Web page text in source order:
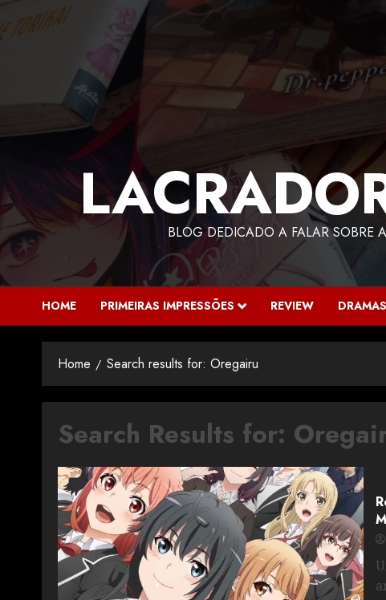
BLOG DEDICADO A FALAR SOBRE
HOME PRIMEIRAS IMPRESSÕES REVIEW
Home Search results for: Oregairu
Search Results for: